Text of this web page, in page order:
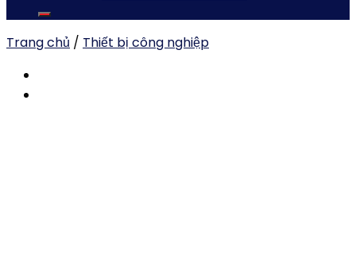
Trang chủ / Thiết bị công nghiệp